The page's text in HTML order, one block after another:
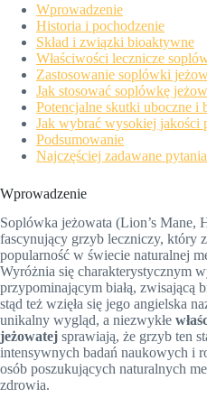
Wprowadzenie
Historia i pochodzenie
Skład i związki bioaktywne
Właściwości lecznicze
Zastosowanie soplówki
Jak stosować soplówkę
Potencjalne skutki uboczne i
Jak wybrać wysokiej jakości
Podsumowanie
Najczęściej zadawane pytania
Wprowadzenie
Soplówka jeżowata (Lion’s Mane,
fascynujący grzyb leczniczy, który
popularność w świecie naturalnej
Wyróżnia się charakterystycznym
przypominającym białą, zwisającą
stąd też wzięła się jego angielska
unikalny wygląd, a niezwykłe
jeżowatej sprawiają, że grzyb ten
intensywnych badań naukowych i
osób poszukujących naturalnych
zdrowia.